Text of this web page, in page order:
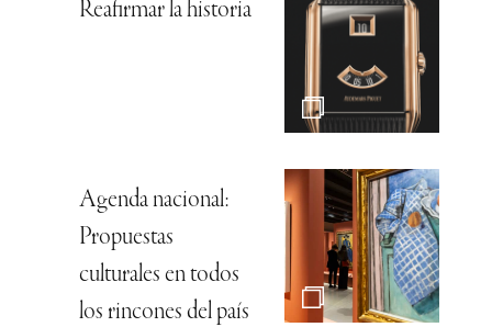
Reafirmar la historia
Agenda nacional:
Propuestas
culturales en todos
los rincones del país